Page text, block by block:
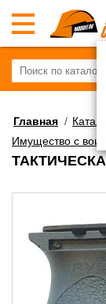
Главная / Каталог
Имущество с